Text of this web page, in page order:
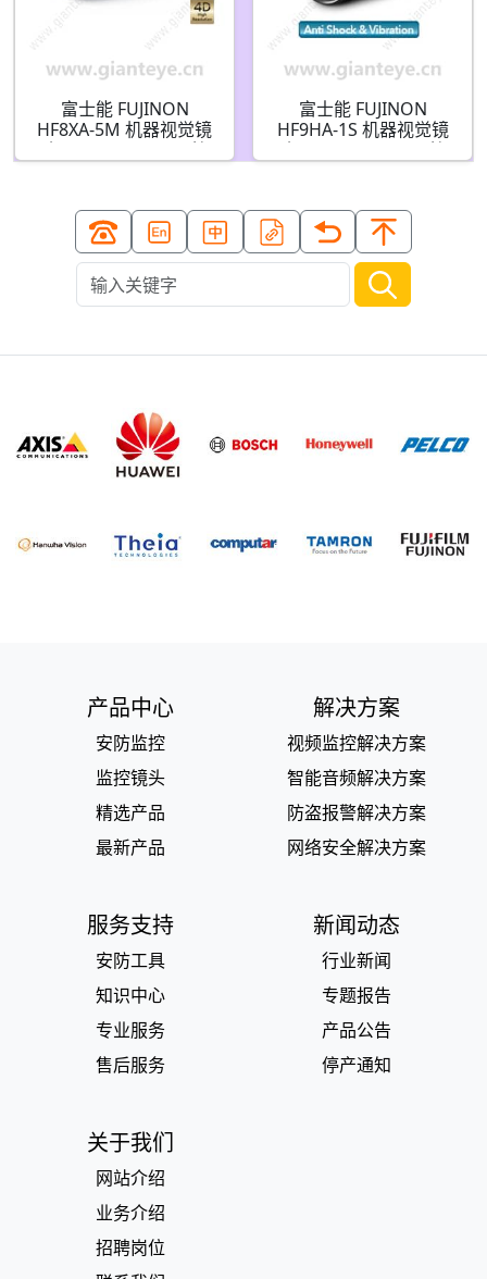
富士能 FUJINON
HF8XA-5M 机器视觉镜
头 8mm F1.6-F16 C接
富士能 FUJINON
HF9HA-1S 机器视觉镜
头 9mm F1.4-F16 C接
产品中心
安防监控
监控镜头
精选产品
最新产品
解决方案
视频监控解决方案
智能音频解决方案
防盗报警解决方案
网络安全解决方案
服务支持
安防工具
知识中心
专业服务
售后服务
新闻动态
行业新闻
专题报告
产品公告
停产通知
关于我们
网站介绍
业务介绍
招聘岗位